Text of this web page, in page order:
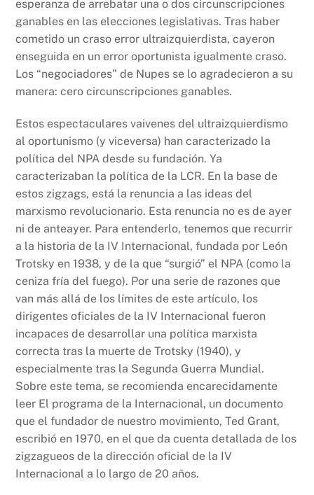
esperanza de arrebatar una o dos circunscripciones
ganables en las elecciones legislativas. Tras haber
cometido un craso error ultraizquierdista, cayeron
enseguida en un error oportunista igualmente craso.
Los “negociadores” de Nupes se lo agradecieron a su
manera: cero circunscripciones ganables.
Estos espectaculares vaivenes del ultraizquierdismo
al oportunismo (y viceversa) han caracterizado la
política del NPA desde su fundación. Ya
caracterizaban la política de la LCR. En la base de
estos zigzags, está la renuncia a las ideas del
marxismo revolucionario. Esta renuncia no es de ayer
ni de anteayer. Para entenderlo, tenemos que recurrir
a la historia de la IV Internacional, fundada por León
Trotsky en 1938, y de la que “surgió” el NPA (como la
ceniza fría del fuego). Por una serie de razones que
van más allá de los límites de este artículo, los
dirigentes oficiales de la IV Internacional fueron
incapaces de desarrollar una política marxista
correcta tras la muerte de Trotsky (1940), y
especialmente tras la Segunda Guerra Mundial.
Sobre este tema, se recomienda encarecidamente
leer El programa de la Internacional, un documento
que el fundador de nuestro movimiento, Ted Grant,
escribió en 1970, en el que da cuenta detallada de los
zigzagueos de la dirección oficial de la IV
Internacional a lo largo de 20 años.